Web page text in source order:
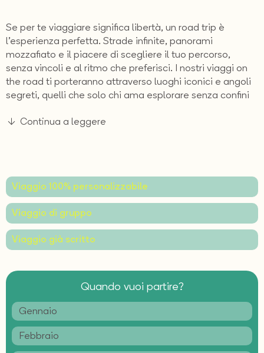
Se per te viaggiare significa libertà, un road trip è
l’esperienza perfetta. Strade infinite, panorami
mozzafiato e il piacere di scegliere il tuo percorso,
senza vincoli e al ritmo che preferisci. I nostri viaggi on
the road ti porteranno attraverso luoghi iconici e angoli
segreti, quelli che solo chi ama esplorare senza confini
Continua a leggere
Viaggio 100% personalizzabile
Viaggio di gruppo
Viaggio già scritto
Quando vuoi partire?
Gennaio
Febbraio